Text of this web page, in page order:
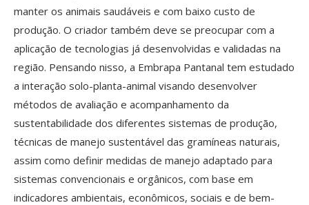
manter os animais saudáveis e com baixo custo de
produção. O criador também deve se preocupar com a
aplicação de tecnologias já desenvolvidas e validadas na
região. Pensando nisso, a Embrapa Pantanal tem estudado
a interação solo-planta-animal visando desenvolver
métodos de avaliação e acompanhamento da
sustentabilidade dos diferentes sistemas de produção,
técnicas de manejo sustentável das gramíneas naturais,
assim como definir medidas de manejo adaptado para
sistemas convencionais e orgânicos, com base em
indicadores ambientais, econômicos, sociais e de bem-